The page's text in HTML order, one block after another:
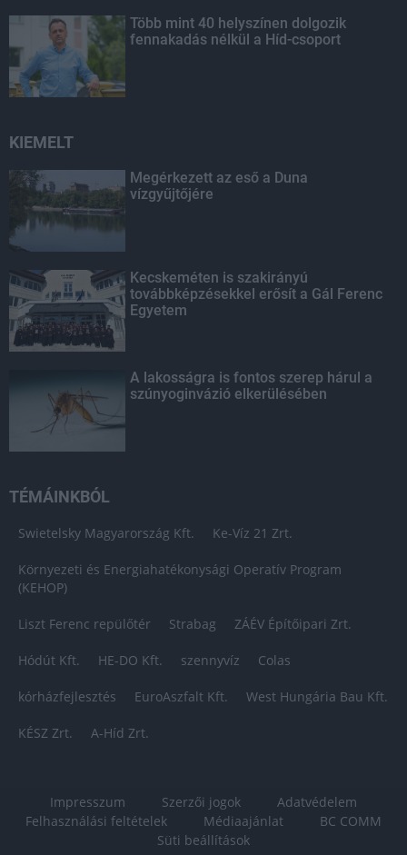
Több mint 40 helyszínen dolgozik
fennakadás nélkül a Híd-csoport
KIEMELT
Megérkezett az eső a Duna
vízgyűjtőjére
Kecskeméten is szakirányú
továbbképzésekkel erősít a Gál Ferenc
Egyetem
A lakosságra is fontos szerep hárul a
szúnyoginvázió elkerülésében
TÉMÁINKBÓL
Swietelsky Magyarország Kft. Ke-Víz 21 Zrt.
Környezeti és Energiahatékonysági Operatív Program
(KEHOP)
Liszt Ferenc repülőtér Strabag ZÁÉV Építőipari Zrt.
Hódút Kft. HE-DO Kft. szennyvíz Colas
kórházfejlesztés EuroAszfalt Kft. West Hungária Bau Kft.
KÉSZ Zrt. A-Híd Zrt.
Impresszum Szerzői jogok
Adatvédelem
Felhasználási feltételek
Médiaajánlat
BC COMM
Süti beállítások